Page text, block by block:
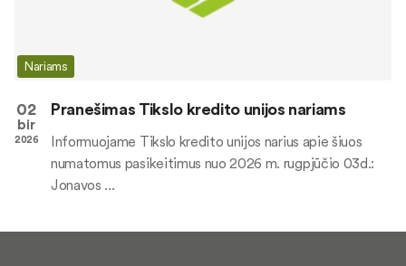
Nariams
02
bir
2026
Pranešimas Tikslo kredito unijos nariams
Informuojame Tikslo kredito unijos narius apie šiuos
numatomus pasikeitimus nuo 2026 m. rugpjūčio 03d.:
Jonavos ...